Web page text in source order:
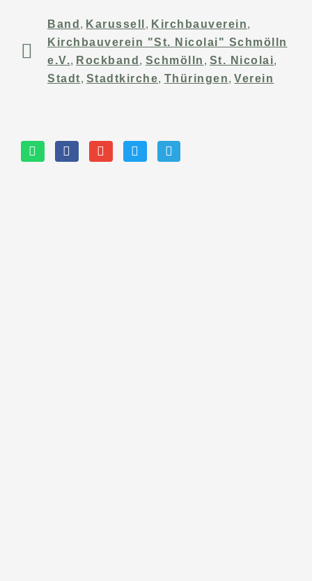
Band , Karussell , Kirchbauverein,
Kirchbauverein "St. Nicolai" Schmölln
e.V., Rockband , Schmölln , St. Nicolai,
Stadt, Stadtkirche, Thüringen,Verein